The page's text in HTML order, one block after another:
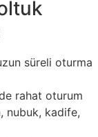
süreli oturma
rahat oturum
nubuk, kadife,